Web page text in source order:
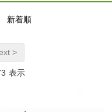
新着順
>
表示